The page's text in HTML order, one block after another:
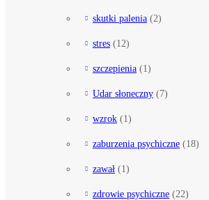
skutki palenia (2)
stres (12)
szczepienia (1)
Udar słoneczny (7)
wzrok (1)
zaburzenia psychiczne (18)
zawał (1)
zdrowie psychiczne (22)